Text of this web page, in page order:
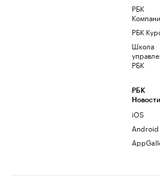
РБК
РБК
Школа
РБК
РБК
Новости
iOS
Android